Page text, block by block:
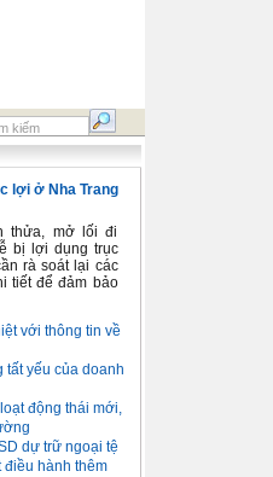
lợi ở Nha Trang
thửa, mở lối đi
bị lợi dụng trục
rà soát lại các
tiết để đảm bảo
với thông tin về
tất yếu của doanh
động thái mới,
dự trữ ngoại tệ
điều hành thêm